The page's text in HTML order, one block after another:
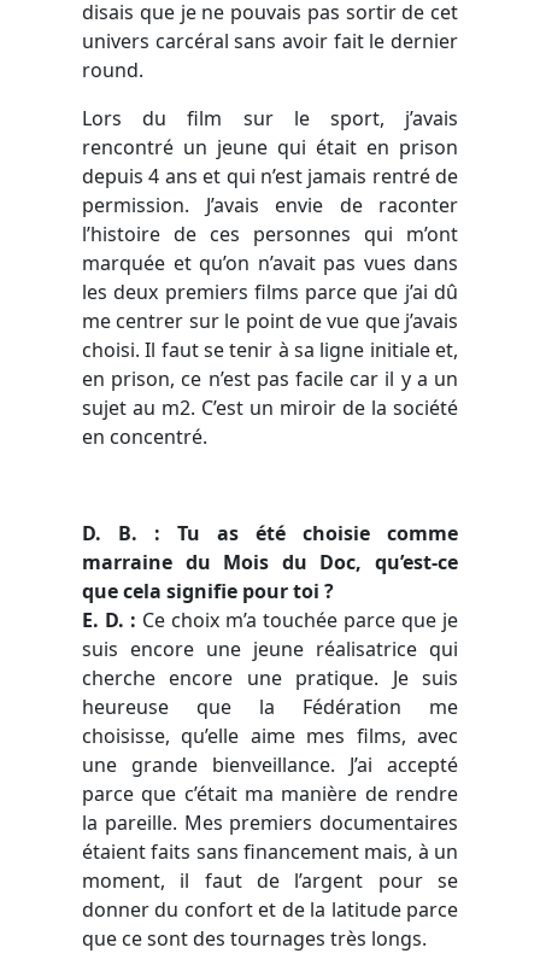
disais que je ne pouvais pas sortir de cet
univers carcéral sans avoir fait le dernier
round.
Lors du film sur le sport, j’avais
rencontré un jeune qui était en prison
depuis 4 ans et qui n’est jamais rentré de
permission. J’avais envie de raconter
l’histoire de ces personnes qui m’ont
marquée et qu’on n’avait pas vues dans
les deux premiers films parce que j’ai dû
me centrer sur le point de vue que j’avais
choisi. Il faut se tenir à sa ligne initiale et,
en prison, ce n’est pas facile car il y a un
sujet au m2. C’est un miroir de la société
en concentré.
D. B. : Tu as été choisie comme
marraine du Mois du Doc, qu’est-ce
que cela signifie pour toi ?
E. D. : Ce choix m’a touchée parce que je
suis encore une jeune réalisatrice qui
cherche encore une pratique. Je suis
heureuse que la Fédération me
choisisse, qu’elle aime mes films, avec
une grande bienveillance. J’ai accepté
parce que c’était ma manière de rendre
la pareille. Mes premiers documentaires
étaient faits sans financement mais, à un
moment, il faut de l’argent pour se
donner du confort et de la latitude parce
que ce sont des tournages très longs.